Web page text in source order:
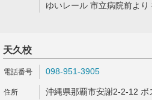
ゆいレール 市立病院前より
天久校
098-951-3905
沖縄県那覇市安謝2-2-12 ボ